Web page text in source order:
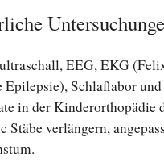
EEG, EKG
Epilepsie), Schlaflabor
in der Kinderorthopädie
Stäbe verlängern,